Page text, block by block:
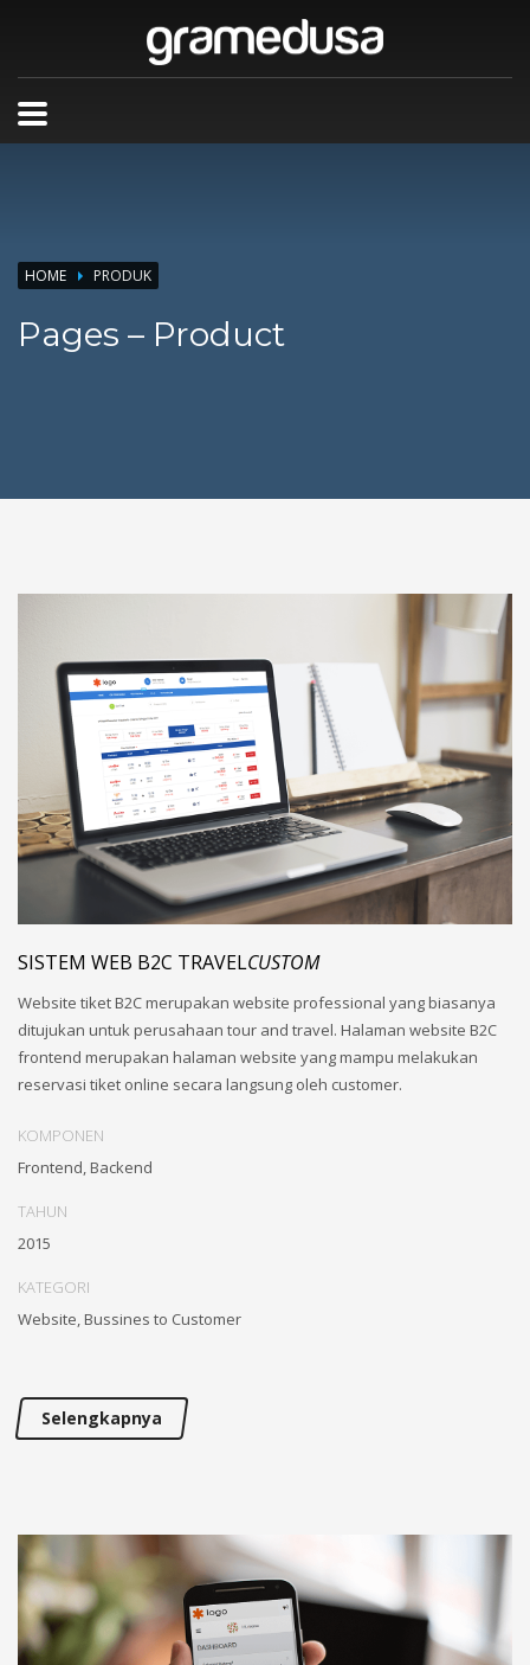
HOME PRODUK
Pages – Product
SISTEM WEB B2C TRAVELCUSTOM
Website tiket B2C merupakan website professional yang biasanya
ditujukan untuk perusahaan tour and travel. Halaman website B2C
frontend merupakan halaman website yang mampu melakukan
reservasi tiket online secara langsung oleh customer.
KOMPONEN
Frontend, Backend
TAHUN
2015
KATEGORI
Website, Bussines to Customer
Selengkapnya